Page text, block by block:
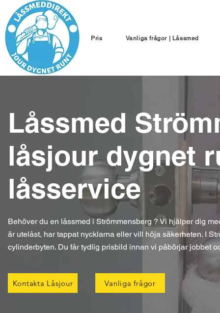
Pris Vanliga frågor | Låssmed
Låssmed
låsjour dygnet
låsservice
Behöver du en låssmed i Strömmensberg ? Vi hjälper dig
är utelåst, har tappat nycklarna eller vill höja säkerheten. I
cylinderbyten. Du får tydlig prisbild innan vi påbörjar jobbet
Kontakta Låsjour Vanliga frågor